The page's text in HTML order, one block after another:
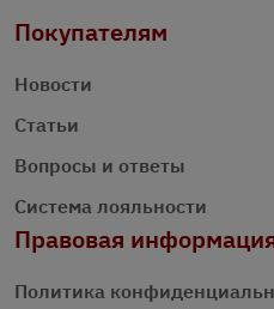
Покупателям
Новости
Статьи
Вопросы и ответы
Система лояльности
Правовая
Политика